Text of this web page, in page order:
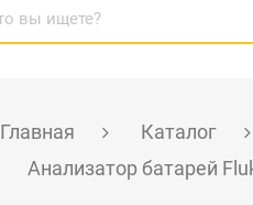
Главная Каталог
Анализатор батарей